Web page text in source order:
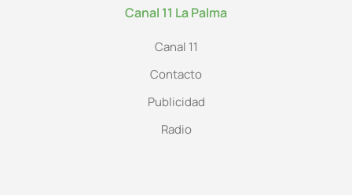
Canal 11 La Palma
Canal 11
Contacto
Publicidad
Radio